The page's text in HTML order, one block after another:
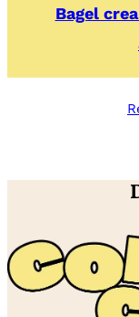
Bagel